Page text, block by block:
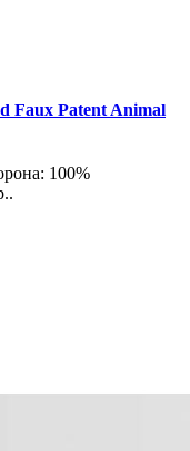
Faux Patent Animal
100%